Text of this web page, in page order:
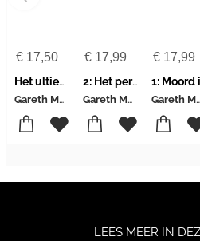
€17,50
Het ultieme mysterie puzzelboek
Gareth Moore-Gary Panton
€17,99
2: Het perfecte plot De moordmysterie puzzelclub
Gareth Moore-Laura Jayne Ayres
€ 17,99
Gareth Moore-Laura Jayne Ayres
LEES MEER IN